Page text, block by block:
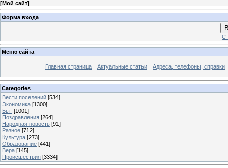
[Мой сайт]
Форма входа
Меню сайта
Главная страница Актуальные статьи Адреса, телефоны, справки
Categories
Вести поселений [534]
Экономика [1300]
Быт [1001]
Поздравления [264]
Народная новость [91]
Разное [712]
Культура [273]
Образование [441]
Вера [145]
Происшествия [3334]